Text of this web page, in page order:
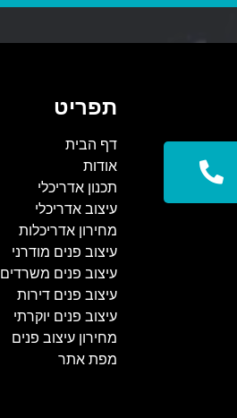
תפריט
דף הבית
אודות
תכנון אדריכלי
עיצוב אדריכלי
מחירון אדריכלות
עיצוב פנים מודרני
עיצוב פנים משרדים
עיצוב פנים דירות
עיצוב פנים יוקרתי
מחירון עיצוב פנים
מפת אתר